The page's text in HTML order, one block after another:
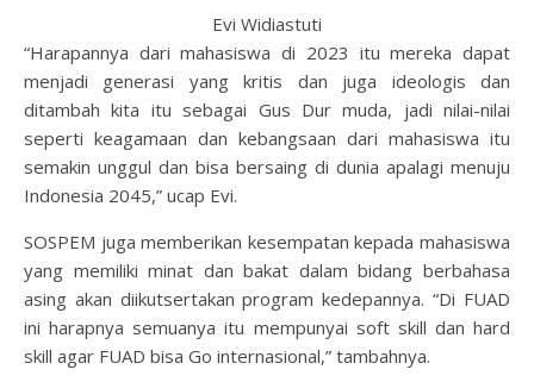
Evi Widiastuti
“Harapannya dari mahasiswa di 2023 itu mereka dapat
menjadi generasi yang kritis dan juga ideologis dan
ditambah kita itu sebagai Gus Dur muda, jadi nilai-nilai
seperti keagamaan dan kebangsaan dari mahasiswa itu
semakin unggul dan bisa bersaing di dunia apalagi menuju
Indonesia 2045,” ucap Evi.
SOSPEM juga memberikan kesempatan kepada mahasiswa
yang memiliki minat dan bakat dalam bidang berbahasa
asing akan diikutsertakan program kedepannya. “Di FUAD
ini harapnya semuanya itu mempunyai soft skill dan hard
skill agar FUAD bisa Go internasional,” tambahnya.